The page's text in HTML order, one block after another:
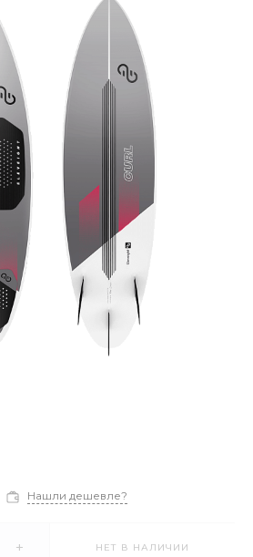
Нашли дешевле?
+ НЕТ В НАЛИЧИИ